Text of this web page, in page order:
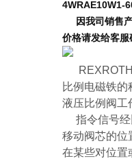
4WRAE10W1-
因我司销售产
价格请发给客
比例电磁铁
液压比例阀工
指令信号经
移动阀芯的位
在某些对位置